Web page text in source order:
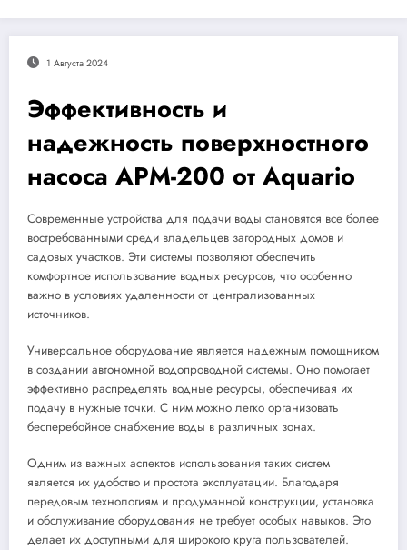
1 Августа 2024
Эффективность и
надежность поверхностного
насоса APM-200 от Aquario
Современные устройства для подачи воды становятся все более
востребованными среди владельцев загородных домов и
садовых участков. Эти системы позволяют обеспечить
комфортное использование водных ресурсов, что особенно
важно в условиях удаленности от централизованных
источников.
Универсальное оборудование является надежным помощником
в создании автономной водопроводной системы. Оно помогает
эффективно распределять водные ресурсы, обеспечивая их
подачу в нужные точки. С ним можно легко организовать
бесперебойное снабжение воды в различных зонах.
Одним из важных аспектов использования таких систем
является их удобство и простота эксплуатации. Благодаря
передовым технологиям и продуманной конструкции, установка
и обслуживание оборудования не требует особых навыков. Это
делает их доступными для широкого круга пользователей.